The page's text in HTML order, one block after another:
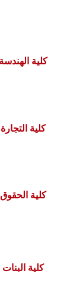
كلية الهندسة
كلية التجارة
كلية الحقوق
كلية البنات